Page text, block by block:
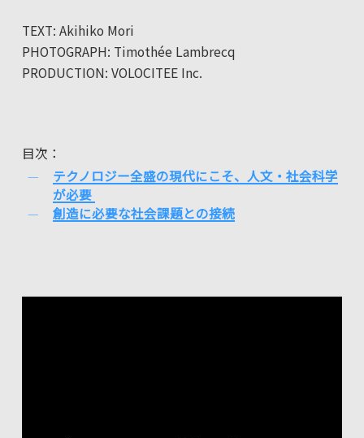
TEXT: Akihiko Mori
PHOTOGRAPH: Timothée Lambrecq
PRODUCTION: VOLOCITEE Inc.
目次：
テクノロジー全盛の現代にこそ、人文・社会科学
が必要
創造に必要な社会課題との接続